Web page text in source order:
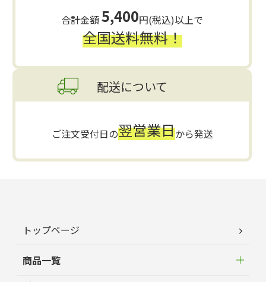
合計金額5,400円(税込)以上で
全国送料無料！
配送について
ご注文受付日の翌営業日から発送
トップページ
商品一覧